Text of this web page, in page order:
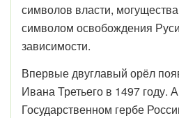
символов власти,
символом освобождения
зависимости.
Впервые двуглавый орёл
Ивана Третьего в 1497 году.
Государственном гербе